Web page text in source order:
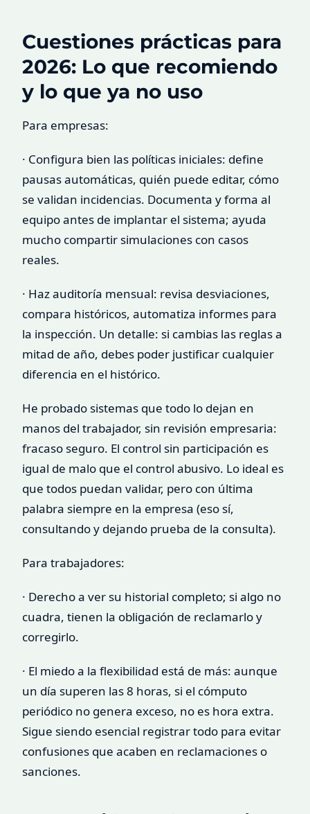
Cuestiones prácticas para
2026: Lo que recomiendo
y lo que ya no uso
Para empresas:
· Configura bien las políticas iniciales: define
pausas automáticas, quién puede editar, cómo
se validan incidencias. Documenta y forma al
equipo antes de implantar el sistema; ayuda
mucho compartir simulaciones con casos
reales.
· Haz auditoría mensual: revisa desviaciones,
compara históricos, automatiza informes para
la inspección. Un detalle: si cambias las reglas a
mitad de año, debes poder justificar cualquier
diferencia en el histórico.
He probado sistemas que todo lo dejan en
manos del trabajador, sin revisión empresaria:
fracaso seguro. El control sin participación es
igual de malo que el control abusivo. Lo ideal es
que todos puedan validar, pero con última
palabra siempre en la empresa (eso sí,
consultando y dejando prueba de la consulta).
Para trabajadores:
· Derecho a ver su historial completo; si algo no
cuadra, tienen la obligación de reclamarlo y
corregirlo.
· El miedo a la flexibilidad está de más: aunque
un día superen las 8 horas, si el cómputo
periódico no genera exceso, no es hora extra.
Sigue siendo esencial registrar todo para evitar
confusiones que acaben en reclamaciones o
sanciones.